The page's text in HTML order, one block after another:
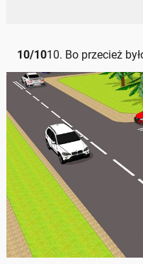
10/1010. Bo przecież